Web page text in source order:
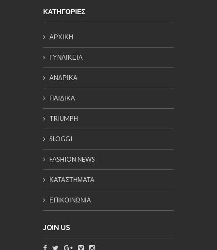
ΚΑΤΗΓΟΡΙΕΣ
ΑΡΧΙΚΗ
ΓΥΝΑΙΚΕΙΑ
ΑΝΔΡΙΚΑ
ΠΑΙΔΙΚΑ
TRIUMPH
SLOGGI
FASHION NEWS
ΚΑΤΑΣΤΗΜΑΤΑ
ΕΠΙΚΟΙΝΩΝΙΑ
JOIN US